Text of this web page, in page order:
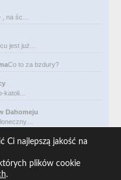
, na śc…
jest już…
Co to za bzdury?
katoli…
Dahomeju
miasta
statek m/v…
Ci najlepszą jakość na
plików cookie
.